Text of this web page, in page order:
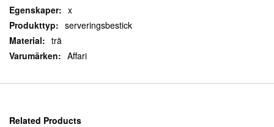
x
serveringsbestick
trä
Affari
Related Products